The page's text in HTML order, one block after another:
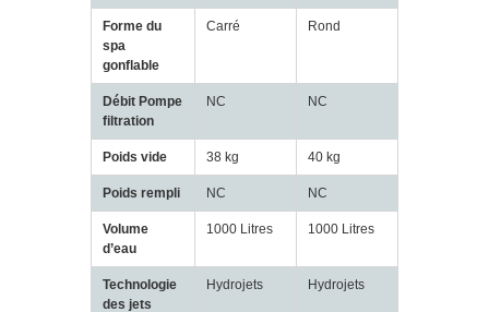
Forme du
spa
gonflable
Carré Rond
Débit Pompe
filtration
NC NC
Poids vide 38 kg 40 kg
Poids rempli NC NC
Volume
d’eau
1000 Litres 1000 Litres
Technologie
des jets
Hydrojets Hydrojets